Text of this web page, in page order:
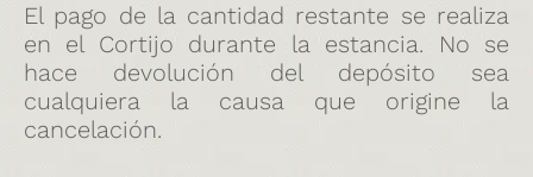
El pago de la cantidad restante se realiza
en el Cortijo durante la estancia. No se
hace devolución del depósito sea
cualquiera la causa que origine la
cancelación.